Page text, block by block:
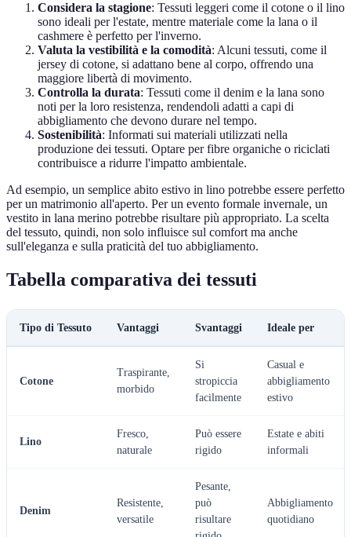
Considera la stagione: Tessuti leggeri come il cotone o il lino
sono ideali per l'estate, mentre materiale come la lana o il
cashmere è perfetto per l'inverno.
Valuta la vestibilità e la comodità: Alcuni tessuti, come il
jersey di cotone, si adattano bene al corpo, offrendo una
maggiore libertà di movimento.
Controlla la durata: Tessuti come il denim e la lana sono
noti per la loro resistenza, rendendoli adatti a capi di
abbigliamento che devono durare nel tempo.
Sostenibilità: Informati sui materiali utilizzati nella
produzione dei tessuti. Optare per fibre organiche o riciclati
contribuisce a ridurre l'impatto ambientale.
Ad esempio, un semplice abito estivo in lino potrebbe essere perfetto
per un matrimonio all'aperto. Per un evento formale invernale, un
vestito in lana merino potrebbe risultare più appropriato. La scelta
del tessuto, quindi, non solo influisce sul comfort ma anche
sull'eleganza e sulla praticità del tuo abbigliamento.
Tabella comparativa dei tessuti
Tipo di Tessuto Vantaggi Svantaggi Ideale per
Cotone
Traspirante,
morbido
Si
stropiccia
facilmente
Casual e
abbigliamento
estivo
Lino
Fresco,
naturale
Può essere
rigido
Estate e abiti
informali
Denim
Resistente,
versatile
Pesante,
può
risultare
Abbigliamento
quotidiano